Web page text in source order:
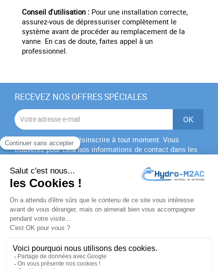
Conseil d'utilisation : Pour une installation correcte,
assurez-vous de dépressuriser complètement le
système avant de procéder au remplacement de la
vanne. En cas de doute, faites appel à un
professionnel.
RECEVEZ NOS OFFRES SPÉCIALES
Vous pouvez vous désinscrire à tout moment. Vous
trouverez pour cela nos informations de contact dans les
J'accepte lesconditions générales
politique de
confidentialité
PRODUITS
NOTRE SOCIÉTÉ